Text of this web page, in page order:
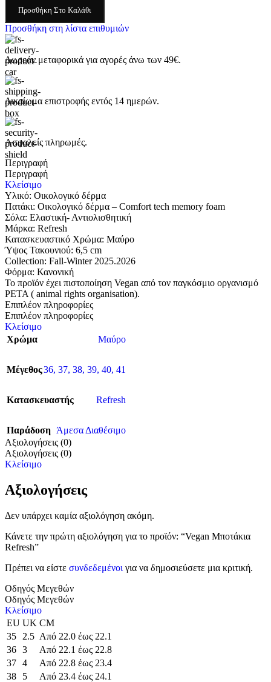
Προσθήκη Στο Καλάθι
Προσθήκη στη λίστα επιθυμιών
Δωρεάν μεταφορικά για αγορές άνω των 49€.
Δικαίωμα επιστροφής εντός 14 ημερών.
Ασφαλείς πληρωμές.
Περιγραφή
Περιγραφή
Κλείσιμο
Υλικό: Οικολογικό δέρμα
Πατάκι: Οικολογικό δέρμα – Comfort tech memory foam
Σόλα: Eλαστική- Αντιολισθητική
Μάρκα: Refresh
Κατασκευαστικό Χρώμα: Μαύρο
Ύψος Τακουνιού: 6,5 cm
Collection: Fall-Winter 2025.2026
Φόρμα: Κανονική
Το προϊόν έχει πιστοποίηση Vegan από τον παγκόσμιο οργανισμό
PETA ( animal rights organisation).
Επιπλέον πληροφορίες
Επιπλέον πληροφορίες
Κλείσιμο
Χρώμα
Μαύρο
Μέγεθος36, 37, 38, 39, 40, 41
Κατασκευαστής Refresh
Παράδοση Άμεσα Διαθέσιμο
Αξιολογήσεις (0)
Αξιολογήσεις (0)
Κλείσιμο
Αξιολογήσεις
Δεν υπάρχει καμία αξιολόγηση ακόμη.
Κάνετε την πρώτη αξιολόγηση για το προϊόν: “Vegan Μποτάκια
Refresh”
Πρέπει να είστε συνδεδεμένοι για να δημοσιεύσετε μια κριτική.
Οδηγός Μεγεθών
Οδηγός Μεγεθών
Κλείσιμο
EU UK CM
35
2.5 Από 22.0 έως 22.1
36 3
Από 22.1 έως 22.8
37 4
Από 22.8 έως 23.4
38
5
Από 23.4 έως 24.1